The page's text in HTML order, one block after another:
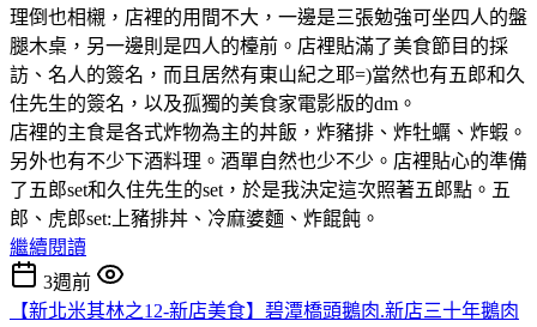
理倒也相櫬，店裡的用間不大，一邊是三張勉強可坐四人的盤
腿木桌，另一邊則是四人的檯前。店裡貼滿了美食節目的採
訪、名人的簽名，而且居然有東山紀之耶=)當然也有五郎和久
住先生的簽名，以及孤獨的美食家電影版的dm。
店裡的主食是各式炸物為主的丼飯，炸豬排、炸牡蠣、炸蝦。
另外也有不少下酒料理。酒單自然也少不少。店裡貼心的準備
了五郎set和久住先生的set，於是我決定這次照著五郎點。五
郎、虎郎set:上豬排丼、冷麻婆麵、炸餛飩。
繼續閱讀
3週前
【新北米其林之12-新店美食】碧潭橋頭鵝肉.新店三十年鵝肉